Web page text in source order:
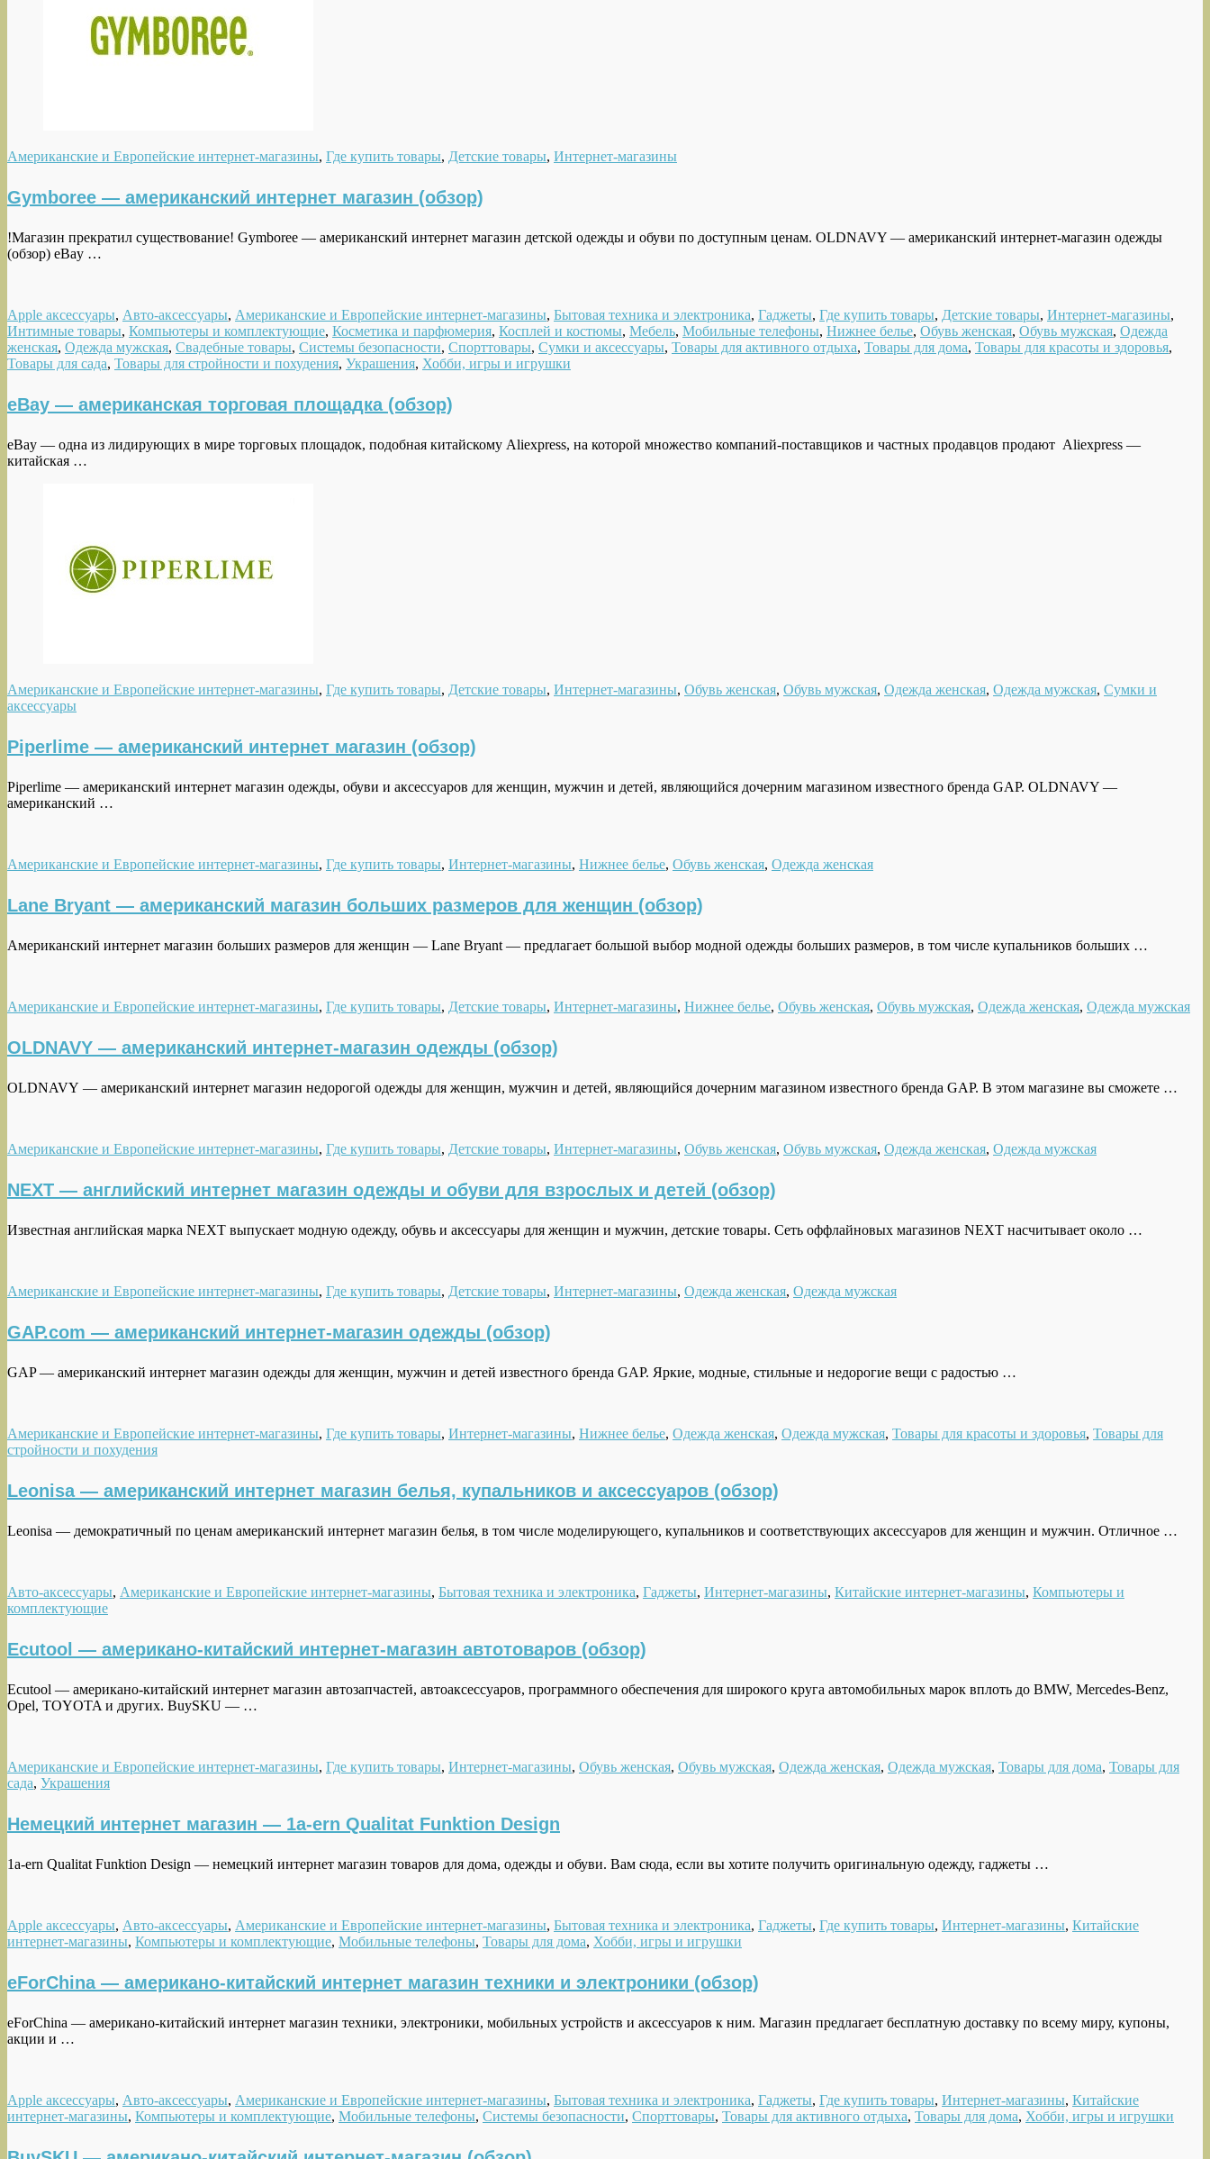
Американские и Европейские интернет-магазины, Где купить товары, Детские товары, Интернет-магазины
Gymboree — американский интернет магазин (обзор)
!Магазин прекратил существование! Gymboree — американский интернет магазин детской одежды и обуви по доступным ценам. OLDNAVY — американский интернет-магазин одежды
(обзор) eBay …
Apple аксессуары, Авто-аксессуары, Американские и Европейские интернет-магазины, Бытовая техника и электроника, Гаджеты, Где купить товары, Детские товары, Интернет-магазины,
Интимные товары, Компьютеры и комплектующие, Косметика и парфюмерия, Косплей и костюмы, Мебель, Мобильные телефоны, Нижнее белье, Обувь женская, Обувь мужская, Одежда
женская, Одежда мужская, Свадебные товары, Системы безопасности, Спорттовары, Сумки и аксессуары, Товары для активного отдыха, Товары для дома, Товары для красоты и здоровья,
Товары для сада, Товары для стройности и похудения, Украшения, Хобби, игры и игрушки
eBay — американская торговая площадка (обзор)
eBay — одна из лидирующих в мире торговых площадок, подобная китайскому Aliexpress, на которой множество компаний-поставщиков и частных продавцов продают Aliexpress —
китайская …
Американские и Европейские интернет-магазины, Где купить товары, Детские товары, Интернет-магазины, Обувь женская, Обувь мужская, Одежда женская, Одежда мужская, Сумки и
аксессуары
Piperlime — американский интернет магазин (обзор)
Piperlime — американский интернет магазин одежды, обуви и аксессуаров для женщин, мужчин и детей, являющийся дочерним магазином известного бренда GAP. OLDNAVY —
американский …
Американские и Европейские интернет-магазины, Где купить товары, Интернет-магазины, Нижнее белье, Обувь женская, Одежда женская
Lane Bryant — американский магазин больших размеров для женщин (обзор)
Американский интернет магазин больших размеров для женщин — Lane Bryant — предлагает большой выбор модной одежды больших размеров, в том числе купальников больших …
Американские и Европейские интернет-магазины, Где купить товары, Детские товары, Интернет-магазины, Нижнее белье, Обувь женская, Обувь мужская, Одежда женская, Одежда мужская
OLDNAVY — американский интернет-магазин одежды (обзор)
OLDNAVY — американский интернет магазин недорогой одежды для женщин, мужчин и детей, являющийся дочерним магазином известного бренда GAP. В этом магазине вы сможете …
Американские и Европейские интернет-магазины, Где купить товары, Детские товары, Интернет-магазины, Обувь женская, Обувь мужская, Одежда женская, Одежда мужская
NEXT — английский интернет магазин одежды и обуви для взрослых и детей (обзор)
Известная английская марка NEXT выпускает модную одежду, обувь и аксессуары для женщин и мужчин, детские товары. Сеть оффлайновых магазинов NEXT насчитывает около …
Американские и Европейские интернет-магазины, Где купить товары, Детские товары, Интернет-магазины, Одежда женская, Одежда мужская
GAP.com — американский интернет-магазин одежды (обзор)
GAP — американский интернет магазин одежды для женщин, мужчин и детей известного бренда GAP. Яркие, модные, стильные и недорогие вещи с радостью …
Американские и Европейские интернет-магазины, Где купить товары, Интернет-магазины, Нижнее белье, Одежда женская, Одежда мужская, Товары для красоты и здоровья, Товары для
стройности и похудения
Leonisa — американский интернет магазин белья, купальников и аксессуаров (обзор)
Leonisa — демократичный по ценам американский интернет магазин белья, в том числе моделирующего, купальников и соответствующих аксессуаров для женщин и мужчин. Отличное …
Авто-аксессуары, Американские и Европейские интернет-магазины, Бытовая техника и электроника, Гаджеты, Интернет-магазины, Китайские интернет-магазины, Компьютеры и
комплектующие
Ecutool — американо-китайский интернет-магазин автотоваров (обзор)
Ecutool — американо-китайский интернет магазин автозапчастей, автоаксессуаров, программного обеспечения для широкого круга автомобильных марок вплоть до BMW, Mercedes-Benz,
Opel, TOYOTA и других. BuySKU — …
Американские и Европейские интернет-магазины, Где купить товары, Интернет-магазины, Обувь женская, Обувь мужская, Одежда женская, Одежда мужская, Товары для дома, Товары для
сада, Украшения
Немецкий интернет магазин — 1a-ern Qualitat Funktion Design
1a-ern Qualitat Funktion Design — немецкий интернет магазин товаров для дома, одежды и обуви. Вам сюда, если вы хотите получить оригинальную одежду, гаджеты …
Apple аксессуары, Авто-аксессуары, Американские и Европейские интернет-магазины, Бытовая техника и электроника, Гаджеты, Где купить товары, Интернет-магазины, Китайские
интернет-магазины, Компьютеры и комплектующие, Мобильные телефоны, Товары для дома, Хобби, игры и игрушки
eForChina — американо-китайский интернет магазин техники и электроники (обзор)
eForChina — американо-китайский интернет магазин техники, электроники, мобильных устройств и аксессуаров к ним. Магазин предлагает бесплатную доставку по всему миру, купоны,
акции и …
Apple аксессуары, Авто-аксессуары, Американские и Европейские интернет-магазины, Бытовая техника и электроника, Гаджеты, Где купить товары, Интернет-магазины, Китайские
интернет-магазины, Компьютеры и комплектующие, Мобильные телефоны, Системы безопасности, Спорттовары, Товары для активного отдыха, Товары для дома, Хобби, игры и игрушки